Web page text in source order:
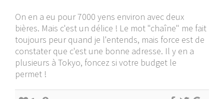
On en a eu pour 7000 yens environ avec deux
bières. Mais c'est un délice ! Le mot "chaîne" me fait
toujours peur quand je l'entends, mais force est de
constater que c'est une bonne adresse. Il y en a
plusieurs à Tokyo, foncez si votre budget le
permet !